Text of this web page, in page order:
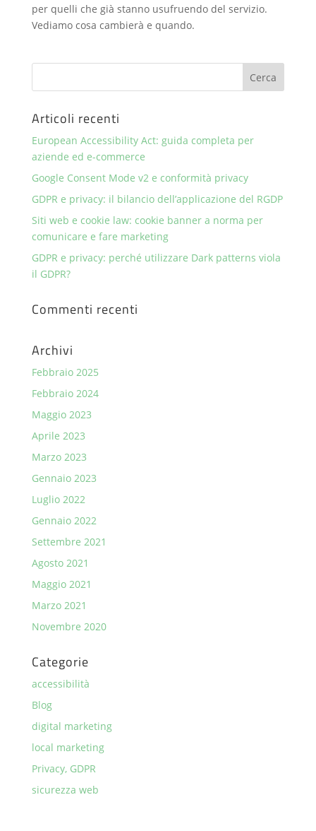
per quelli che già stanno usufruendo del servizio.
Vediamo cosa cambierà e quando.
Articoli recenti
European Accessibility Act: guida completa per
aziende ed e-commerce
Google Consent Mode v2 e conformità privacy
GDPR e privacy: il bilancio dell’applicazione del RGDP
Siti web e cookie law: cookie banner a norma per
comunicare e fare marketing
GDPR e privacy: perché utilizzare Dark patterns viola
il GDPR?
Commenti recenti
Archivi
Febbraio 2025
Febbraio 2024
Maggio 2023
Aprile 2023
Marzo 2023
Gennaio 2023
Luglio 2022
Gennaio 2022
Settembre 2021
Agosto 2021
Maggio 2021
Marzo 2021
Novembre 2020
Categorie
accessibilità
Blog
digital marketing
local marketing
Privacy, GDPR
sicurezza web